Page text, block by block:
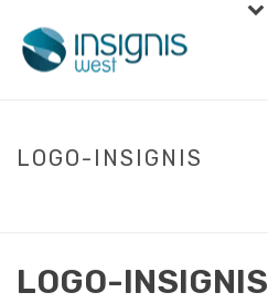
LOGO-INSIGNIS
LOGO-INSIGNIS